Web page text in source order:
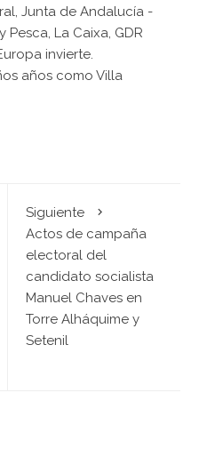
Junta de Andalucía -
La Caixa, GDR
invierte.
años como Villa
Siguiente
Actos de campaña
electoral del
candidato socialista
Manuel Chaves en
Torre Alháquime y
Setenil